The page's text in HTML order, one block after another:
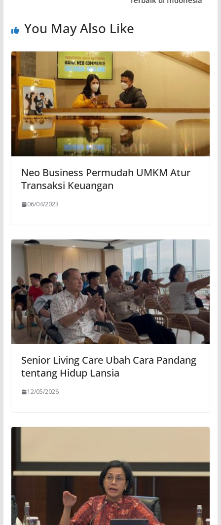
You May Also Like
Neo Business Permudah UMKM Atur
Transaksi Keuangan
06/04/2023
Senior Living Care Ubah Cara Pandang
tentang Hidup Lansia
12/05/2026